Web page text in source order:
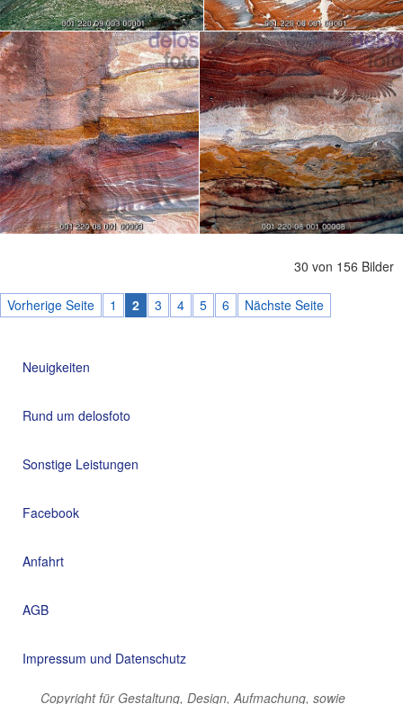
30 von 156 Bilder
Vorherige Seite 1 2 3 4 5 6 Nächste Seite
Neuigkeiten
Rund um delosfoto
Sonstige Leistungen
Facebook
Anfahrt
AGB
Impressum und Datenschutz
Copyright für Gestaltung, Design, Aufmachung, sowie